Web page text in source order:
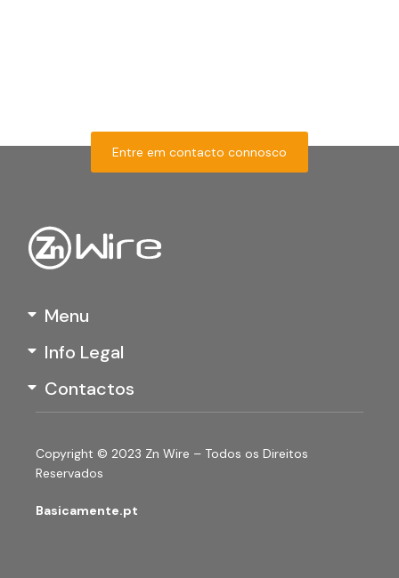
Entre em contacto connosco
Menu
Info Legal
Contactos
Copyright © 2023 Zn Wire – Todos os Direitos
Reservados
Basicamente.pt